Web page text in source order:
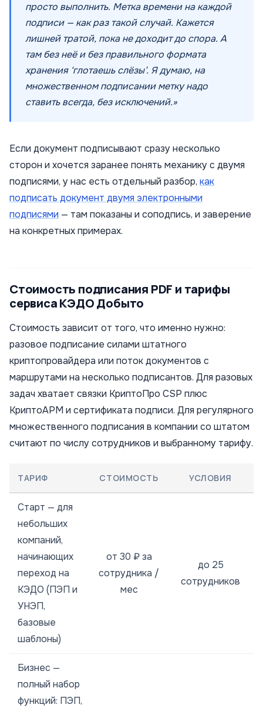
просто выполнить. Метка времени на каждой
подписи — как раз такой случай. Кажется
лишней тратой, пока не доходит до спора. А
там без неё и без правильного формата
хранения ‘глотаешь слёзы’. Я думаю, на
множественном подписании метку надо
ставить всегда, без исключений.»
Если документ подписывают сразу несколько
сторон и хочется заранее понять механику с двумя
подписями, у нас есть отдельный разбор, как
подписать документ двумя электронными
подписями — там показаны и соподпись, и заверение
на конкретных примерах.
Стоимость подписания PDF и тарифы
сервиса КЭДО Добыто
Стоимость зависит от того, что именно нужно:
разовое подписание силами штатного
криптопровайдера или поток документов с
маршрутами на несколько подписантов. Для разовых
задач хватает связки КриптоПро CSP плюс
КриптоАРМ и сертификата подписи. Для регулярного
множественного подписания в компании со штатом
считают по числу сотрудников и выбранному тарифу.
ТАРИФ СТОИМОСТЬ УСЛОВИЯ
Старт — для
небольших
компаний,
начинающих
переход на
КЭДО (ПЭП и
УНЭП,
базовые
шаблоны)
от 30 ₽ за
сотрудника /
мес
до 25
сотрудников
Бизнес —
полный набор
функций: ПЭП,